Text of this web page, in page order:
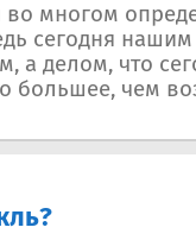
многом
сегодня
а делом, что
большее, чем